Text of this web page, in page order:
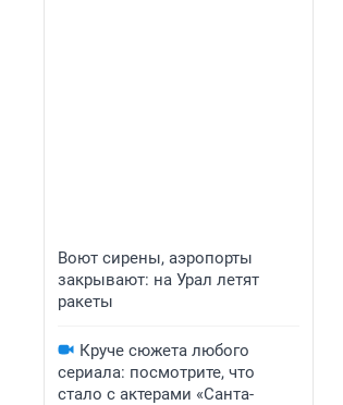
Воют сирены, аэропорты
закрывают: на Урал летят
ракеты
Круче сюжета любого
сериала: посмотрите, что
стало с актерами «Санта-